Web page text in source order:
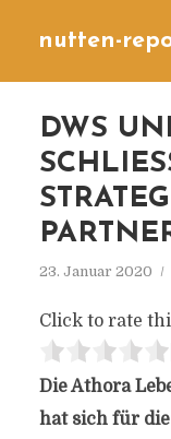
nutten-
DWS
23. Januar 2020
Click to rate
Die Athora
hat sich für